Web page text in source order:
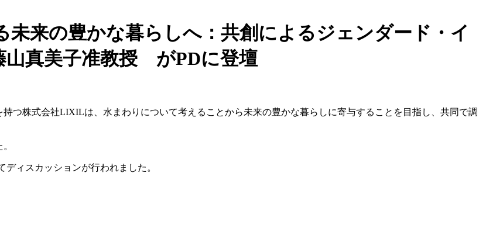
来の豊かな暮らしへ：共創によるジェンダード・イ
真美子准教授 がPDに登壇
つ株式会社LIXILは、水まわりについて考えることから未来の豊かな暮らしに寄与することを目指し、共同で調
ィスカッションが行われました。